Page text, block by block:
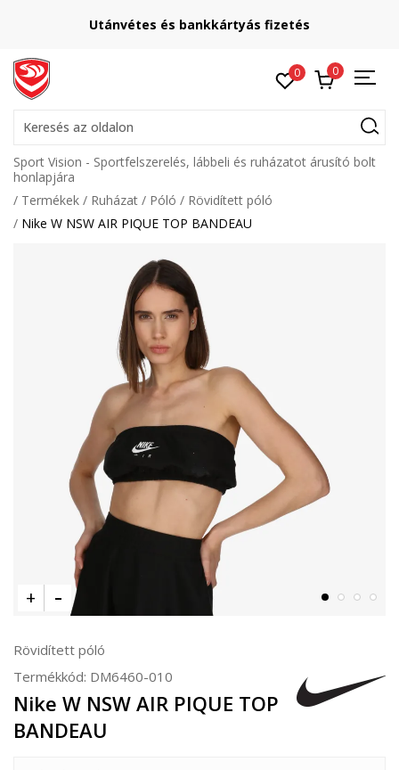
Utánvétes és bankkártyás fizetés
0 0
Keresés az oldalon
Sport Vision - Sportfelszerelés, lábbeli és ruházatot árusító bolt
honlapjára
Termékek
Ruházat Póló
Rövidített póló
Nike W NSW AIR PIQUE TOP BANDEAU
Rövidített póló
Termékkód: DM6460-010
Nike W NSW AIR PIQUE TOP
BANDEAU